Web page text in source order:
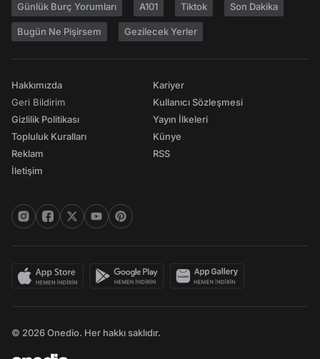
Günlük Burç Yorumları A101 Tiktok Son Dakika
Bugün Ne Pişirsem Gezilecek Yerler
Hakkımızda
Geri Bildirim
Gizlilik Politikası
Topluluk Kuralları
Reklam
İletişim
Kariyer
Kullanıcı Sözleşmesi
Yayın İlkeleri
Künye
RSS
© 2026 Onedio. Her hakkı saklıdır.